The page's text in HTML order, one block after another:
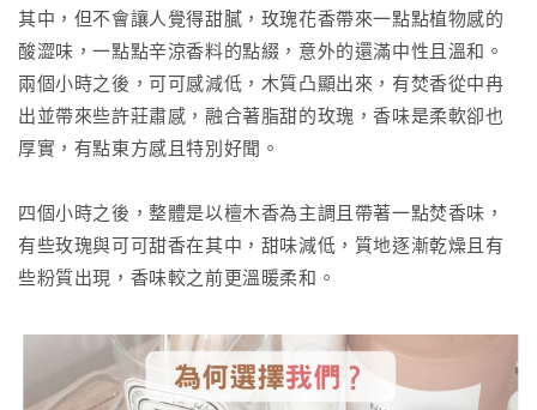
其中，但不會讓人覺得甜膩，玫瑰花香帶來一點點植物感的
酸澀味，一點點辛涼香料的點綴，意外的還滿中性且溫和。
兩個小時之後，可可感減低，木質凸顯出來，有焚香從中冉
出並帶來些許莊肅感，融合著脂甜的玫瑰，香味是柔軟卻也
厚實，有點東方感且特別好聞。
四個小時之後，整體是以檀木香為主調且帶著一點焚香味，
有些玫瑰與可可甜香在其中，甜味減低，質地逐漸乾燥且有
些粉質出現，香味較之前更溫暖柔和。